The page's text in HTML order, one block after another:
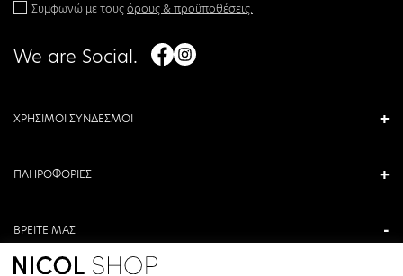
Συμφωνώ με τουςόρους & προϋποθέσεις.
We are Social.
ΧΡΗΣΙΜΟΙ ΣΥΝΔΕΣΜΟΙ
ΠΛΗΡΟΦΟΡΙΕΣ
ΒΡΕΙΤΕ ΜΑΣ